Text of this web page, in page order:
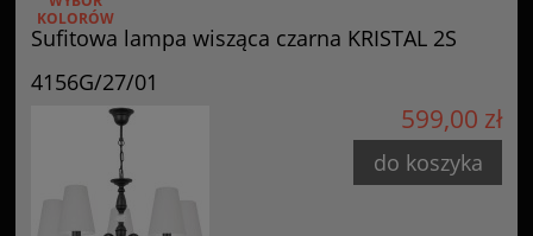
Sufitowa lampa wisząca czarna KRISTAL 2S
4156G/27/01
KOLORÓW
599,00 zł
do koszyka